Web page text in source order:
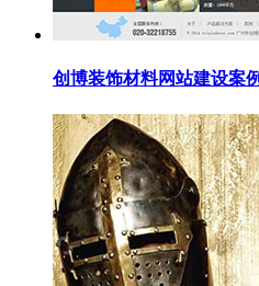
创博装饰材料网站建设案例